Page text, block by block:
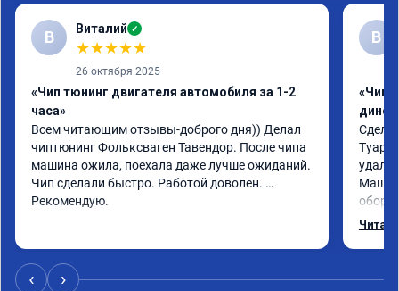
В Виталий ✓
★★★★★
26 октября 2025
«Чип тюнинг двигателя автомобиля за 1-2
часа»
Всем читающим отзывы-доброго дня)) Делал
чиптюнинг Фольксваген Тавендор. После чипа
машина ожила, поехала даже лучше ожиданий.
Чип сделали быстро. Работой доволен.
Рекомендую.
В
«Чип
‹ ›